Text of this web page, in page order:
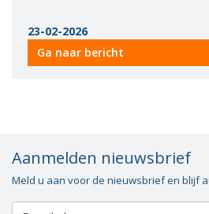
23-02-2026
Ga naar bericht
Aanmelden nieuwsbrief
Meld u aan voor de nieuwsbrief en blijf